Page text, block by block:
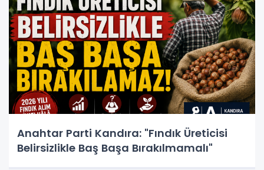
Anahtar Parti Kandıra: "Fındık Üreticisi
Belirsizlikle Baş Başa Bırakılmamalı"